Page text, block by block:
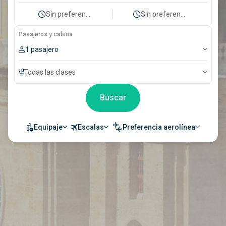
Pasajeros y cabina
1 pasajero
Todas las clases
Buscar
Equipaje Escalas Preferencia aerolínea